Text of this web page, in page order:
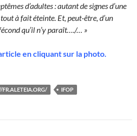
d’adultes : autant de signes d’une
à fait éteinte. Et, peut-être, d’un
qu’il n’y paraît…./… »
en cliquant sur la photo.
FR.ALETEIA.ORG/ IFOP